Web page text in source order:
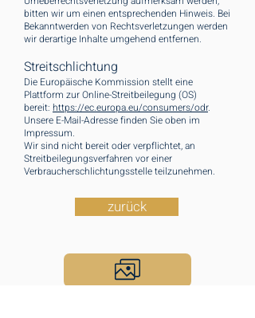
bitten wir um einen entsprechenden Hinweis. Bei
Bekanntwerden von Rechtsverletzungen werden
wir derartige Inhalte umgehend entfernen.
Streitschlichtung
Die Europäische Kommission stellt eine
Plattform zur Online-Streitbeilegung (OS)
bereit: https://ec.europa.eu/consumers/odr.
Unsere E-Mail-Adresse finden Sie oben im
Impressum.
Wir sind nicht bereit oder verpflichtet, an
Streitbeilegungsverfahren vor einer
Verbraucherschlichtungsstelle teilzunehmen.
zurück